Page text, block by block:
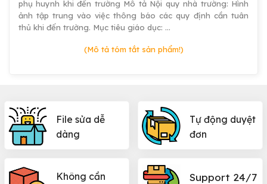
phụ huynh khi đến trường Mô tả Nội quy nhà trường: Hình
ảnh tập trung vào việc thông báo các quy định cần tuân
thủ khi đến trường. Mục tiêu giáo dục: …
(Mô tả tóm tắt sản phẩm!)
File sửa dễ
dàng
Tự động duyệt
đơn
Không cần
Support 24/7